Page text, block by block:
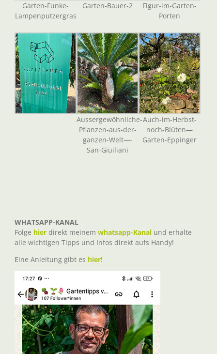
Garten-Funke-
Lampenputzergras
Garten-Bauer-2
Figur-im-Garten-
Porten
Aussergewöhnliche-
Pflanzen-aus-der-
ganzen-Welt—-
San-Giuiliani
Auch-im-Herbst-
noch-Blüten—
Garten-Eppinger
WHATSAPP-KANAL
Folge hier direkt meinem whatsapp-Kanal und erhalte
alle wichtigen Tipps und Infos direkt aufs Handy!
Eine Anleitung gibt es hier!